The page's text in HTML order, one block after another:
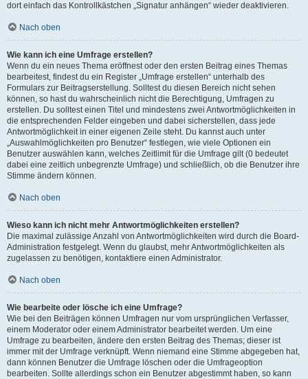
dort einfach das Kontrollkästchen „Signatur anhängen“ wieder deaktivieren.
Nach oben
Wie kann ich eine Umfrage erstellen?
Wenn du ein neues Thema eröffnest oder den ersten Beitrag eines Themas
bearbeitest, findest du ein Register „Umfrage erstellen“ unterhalb des
Formulars zur Beitragserstellung. Solltest du diesen Bereich nicht sehen
können, so hast du wahrscheinlich nicht die Berechtigung, Umfragen zu
erstellen. Du solltest einen Titel und mindestens zwei Antwortmöglichkeiten in
die entsprechenden Felder eingeben und dabei sicherstellen, dass jede
Antwortmöglichkeit in einer eigenen Zeile steht. Du kannst auch unter
„Auswahlmöglichkeiten pro Benutzer“ festlegen, wie viele Optionen ein
Benutzer auswählen kann, welches Zeitlimit für die Umfrage gilt (0 bedeutet
dabei eine zeitlich unbegrenzte Umfrage) und schließlich, ob die Benutzer ihre
Stimme ändern können.
Nach oben
Wieso kann ich nicht mehr Antwortmöglichkeiten erstellen?
Die maximal zulässige Anzahl von Antwortmöglichkeiten wird durch die Board-
Administration festgelegt. Wenn du glaubst, mehr Antwortmöglichkeiten als
zugelassen zu benötigen, kontaktiere einen Administrator.
Nach oben
Wie bearbeite oder lösche ich eine Umfrage?
Wie bei den Beiträgen können Umfragen nur vom ursprünglichen Verfasser,
einem Moderator oder einem Administrator bearbeitet werden. Um eine
Umfrage zu bearbeiten, ändere den ersten Beitrag des Themas; dieser ist
immer mit der Umfrage verknüpft. Wenn niemand eine Stimme abgegeben hat,
dann können Benutzer die Umfrage löschen oder die Umfrageoption
bearbeiten. Sollte allerdings schon ein Benutzer abgestimmt haben, so kann